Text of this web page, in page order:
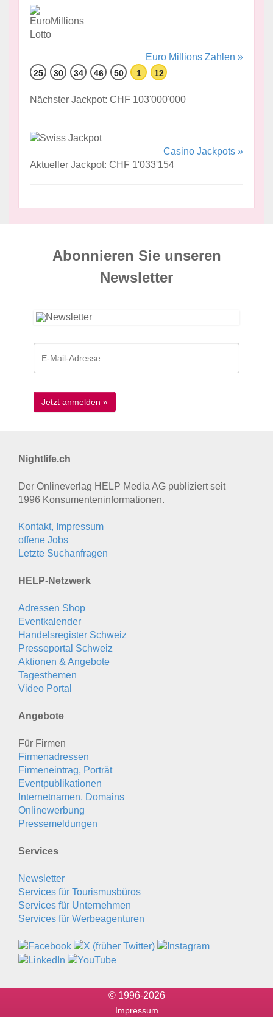
Euro Millions Zahlen »
25 30 34 46 50 1 12
Nächster Jackpot: CHF 103'000'000
Casino Jackpots »
Aktueller Jackpot: CHF 1'033'154
Abonnieren Sie unseren
News­letter
Nightlife.ch
Der Onlineverlag HELP Media AG publiziert seit
1996 Konsumenten­informationen.
Kontakt, Impressum
offene Jobs
Letzte Suchanfragen
HELP-Netzwerk
Adressen Shop
Eventkalender
Handelsregister Schweiz
Presseportal Schweiz
Aktionen & Angebote
Tagesthemen
Video Portal
Angebote
Für Firmen
Firmenadressen
Firmeneintrag, Porträt
Eventpublikationen
Internetnamen, Domains
Onlinewerbung
Pressemeldungen
Services
Newsletter
Services für Tourismusbüros
Services für Unternehmen
Services für Werbeagenturen
© 1996-2026
Impressum